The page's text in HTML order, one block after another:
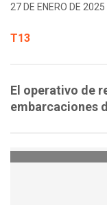
27 DE ENERO DE
T13
El operativo de
embarcaciones